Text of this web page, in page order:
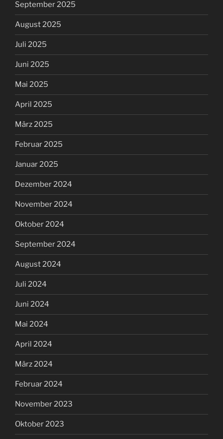
September 2025
August 2025
Juli 2025
Juni 2025
Mai 2025
April 2025
März 2025
Februar 2025
Januar 2025
Dezember 2024
November 2024
Oktober 2024
September 2024
August 2024
Juli 2024
Juni 2024
Mai 2024
April 2024
März 2024
Februar 2024
November 2023
Oktober 2023